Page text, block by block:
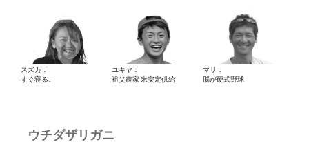
スズカ：
すぐ寝る。
ユキヤ：
祖父農家 米安定供給
マサ：
脳が硬式野球
ウチダザリガニ